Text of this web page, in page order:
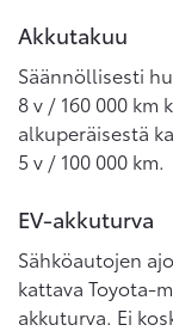
Akkutakuu
Säännöllisesti
8 v / 160 000 km
alkuperäisestä
5 v / 100 000 km.
EV-akkuturva
Sähköautojen
kattava Toyota-
akkuturva. Ei